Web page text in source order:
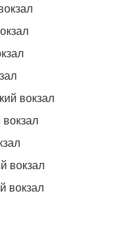
вокзал
вокзал
вокзал